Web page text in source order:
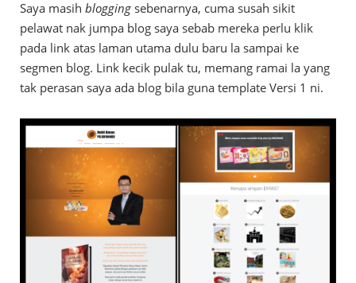
Saya masih blogging sebenarnya, cuma susah sikit
pelawat nak jumpa blog saya sebab mereka perlu klik
pada link atas laman utama dulu baru la sampai ke
segmen blog. Link kecik pulak tu, memang ramai la yang
tak perasan saya ada blog bila guna template Versi 1 ni.